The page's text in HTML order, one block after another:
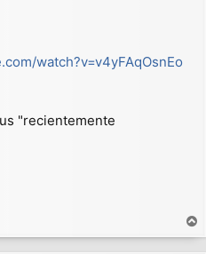
watch?v=v4yFAqOsnEo
"recientemente
r